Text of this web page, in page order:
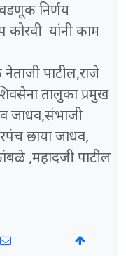
निर्णय
कोरवी यांनी काम
पाटील,राजे
तालुका प्रमुख
जाधव,संभाजी
छाया जाधव,
,महादजी पाटील